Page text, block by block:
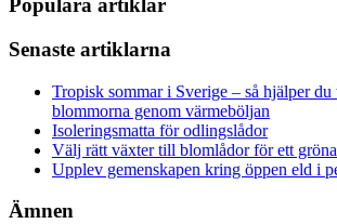
Populära artiklar
Senaste artiklarna
Tropisk sommar i Sverige – så hjälper du
blommorna genom värmeböljan
Isoleringsmatta för odlingslådor
Välj rätt växter till blomlådor för ett
Upplev gemenskapen kring öppen eld i
Ämnen